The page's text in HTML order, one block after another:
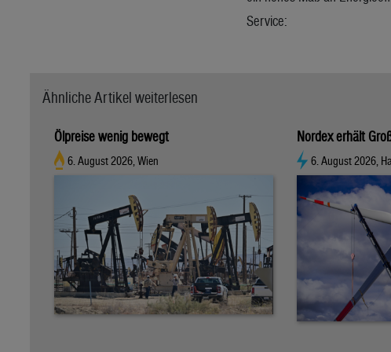
Service:
Ähnliche Artikel weiterlesen
Ölpreise wenig bewegt
6. August 2026, Wien
Nordex erhält
6. August 2026,